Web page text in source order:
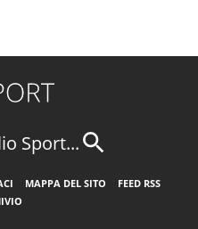
Sport...
MAPPA DEL SITO
FEED RSS